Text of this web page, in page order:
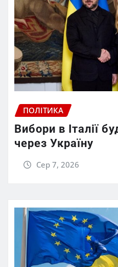
ПОЛІТИКА
Вибори в Італії
через Україну
Сер 7, 2026